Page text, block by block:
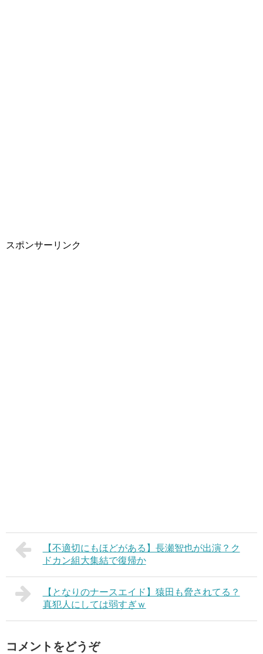
スポンサーリンク
【不適切にもほどがある】長瀬智也が出演？ク
ドカン組大集結で復帰か
【となりのナースエイド】猿田も脅されてる？
真犯人にしては弱すぎｗ
コメントをどうぞ